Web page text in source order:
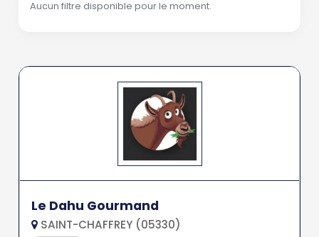
Aucun filtre disponible pour le moment.
Le Dahu Gourmand
SAINT-CHAFFREY (05330)